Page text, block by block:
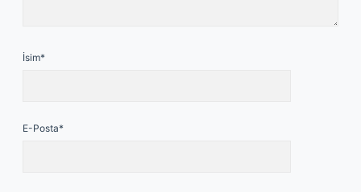
İsim*
E-Posta*